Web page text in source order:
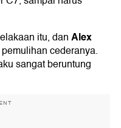
itu, danAlex
cederanya.
sangat beruntung